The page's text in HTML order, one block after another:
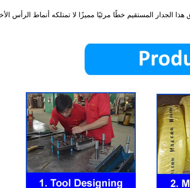
الجدار المستقيم خطًا مرئيًا مميزًا لا تمتلكه أنماط الرأس